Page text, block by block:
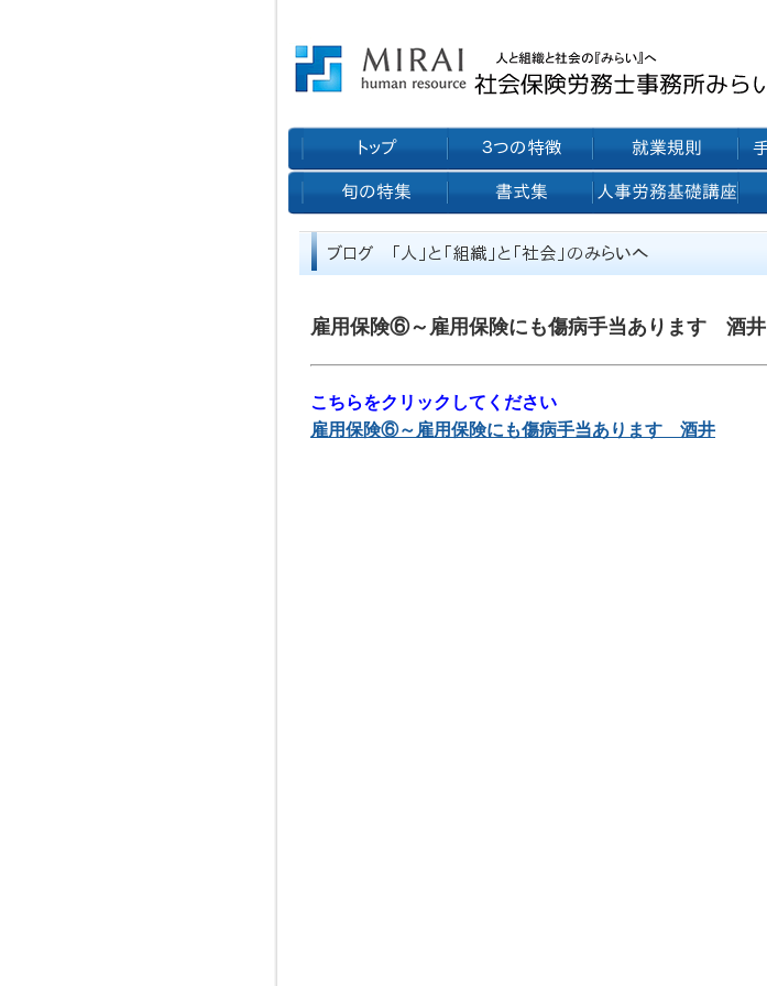
雇用保険⑥～雇用保険にも傷病手当あります 酒井
こちらをクリックしてください
雇用保険⑥～雇用保険にも傷病手当あります 酒井